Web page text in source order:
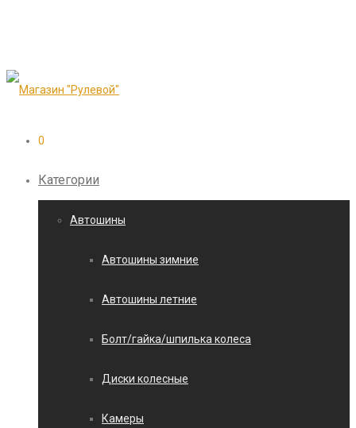
0
Категории
Автошины
Автошины зимние
Автошины летние
Болт/гайка/шпилька колеса
Диски колесные
Камеры